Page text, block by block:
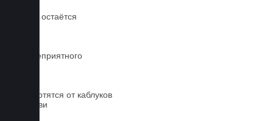
Обувь остаётся
Нет неприятного
Не портятся от каблуков
на обуви